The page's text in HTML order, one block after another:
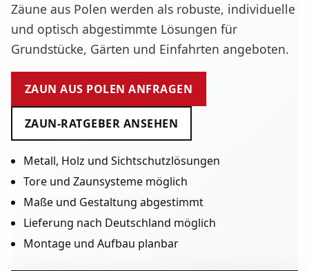
Zäune aus Polen werden als robuste, individuelle
und optisch abgestimmte Lösungen für
Grundstücke, Gärten und Einfahrten angeboten.
ZAUN AUS POLEN ANFRAGEN
ZAUN-RATGEBER ANSEHEN
Metall, Holz und Sichtschutzlösungen
Tore und Zaunsysteme möglich
Maße und Gestaltung abgestimmt
Lieferung nach Deutschland möglich
Montage und Aufbau planbar